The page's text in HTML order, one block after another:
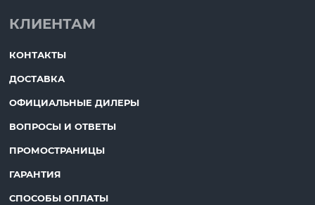
КЛИЕНТАМ
КОНТАКТЫ
ДОСТАВКА
ОФИЦИАЛЬНЫЕ ДИЛЕРЫ
ВОПРОСЫ И ОТВЕТЫ
ПРОМОСТРАНИЦЫ
ГАРАНТИЯ
СПОСОБЫ ОПЛАТЫ